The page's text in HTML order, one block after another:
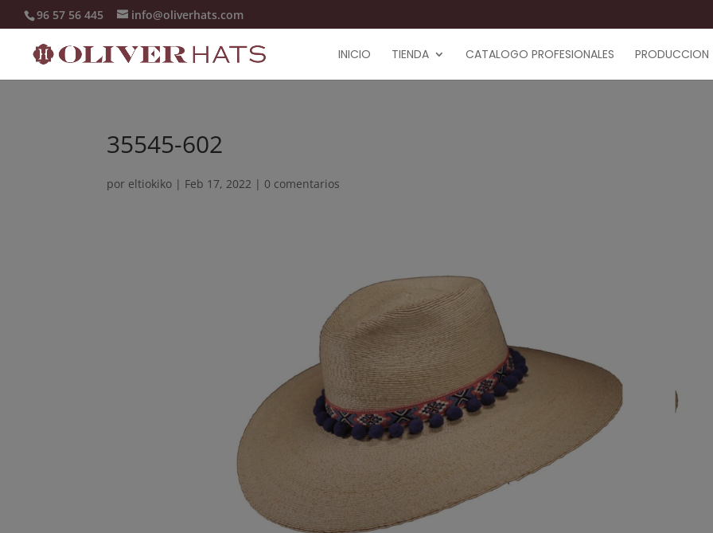
96 57 56 445 info@oliverhats.com
INICIO TIENDA CATALOGO PROFESIONALES PRODUCCION
35545-602
por eltiokiko | Feb 17, 2022 | 0 comentarios